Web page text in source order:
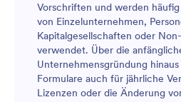
Vorschriften und werden
von Einzelunternehmen,
Kapitalgesellschaften oder
verwendet. Über die
Unternehmensgründung
Formulare auch für jährliche
Lizenzen oder die Änderung